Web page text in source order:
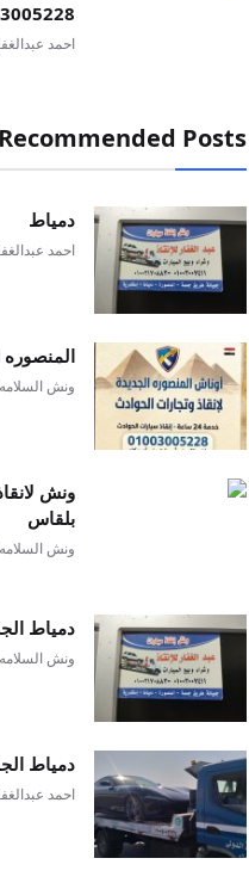
احمد
Recommended Posts
دمياط
احمد
المنصوره
ونش
ونش
بلقاس
ونش
دمياط
ونش
دمياط
احمد